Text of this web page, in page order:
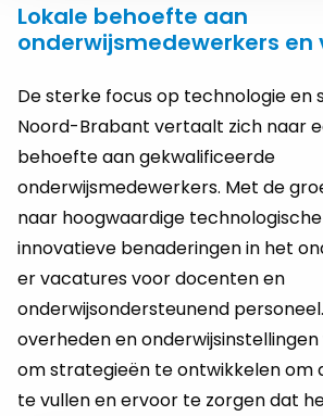
Lokale behoefte aan
onderwijsmedewerkers en
De sterke focus op technologie en
Noord-Brabant vertaalt zich naar
behoefte aan gekwalificeerde
onderwijsmedewerkers. Met de
naar hoogwaardige
innovatieve benaderingen in het
er vacatures voor docenten en
onderwijsondersteunend
overheden en
om strategieën te ontwikkelen om
te vullen en ervoor te zorgen dat